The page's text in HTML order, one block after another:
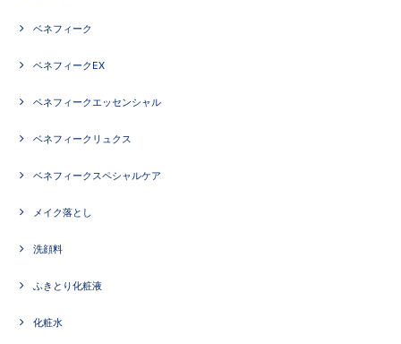
ベネフィーク
ベネフィークEX
ベネフィークエッセンシャル
ベネフィークリュクス
ベネフィークスペシャルケア
メイク落とし
洗顔料
ふきとり化粧液
化粧水